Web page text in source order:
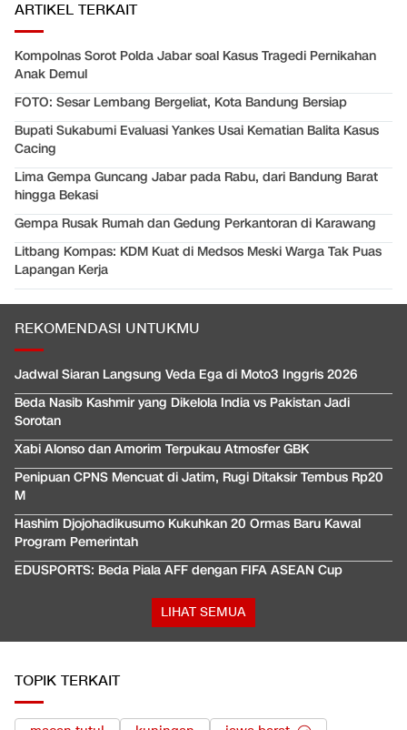
ARTIKEL TERKAIT
Kompolnas Sorot Polda Jabar soal Kasus Tragedi Pernikahan
Anak Demul
FOTO: Sesar Lembang Bergeliat, Kota Bandung Bersiap
Bupati Sukabumi Evaluasi Yankes Usai Kematian Balita Kasus
Cacing
Lima Gempa Guncang Jabar pada Rabu, dari Bandung Barat
hingga Bekasi
Gempa Rusak Rumah dan Gedung Perkantoran di Karawang
Litbang Kompas: KDM Kuat di Medsos Meski Warga Tak Puas
Lapangan Kerja
REKOMENDASI UNTUKMU
Jadwal Siaran Langsung Veda Ega di Moto3 Inggris 2026
Beda Nasib Kashmir yang Dikelola India vs Pakistan Jadi
Sorotan
Xabi Alonso dan Amorim Terpukau Atmosfer GBK
Penipuan CPNS Mencuat di Jatim, Rugi Ditaksir Tembus Rp20
M
Hashim Djojohadikusumo Kukuhkan 20 Ormas Baru Kawal
Program Pemerintah
EDUSPORTS: Beda Piala AFF dengan FIFA ASEAN Cup
LIHAT SEMUA
TOPIK TERKAIT